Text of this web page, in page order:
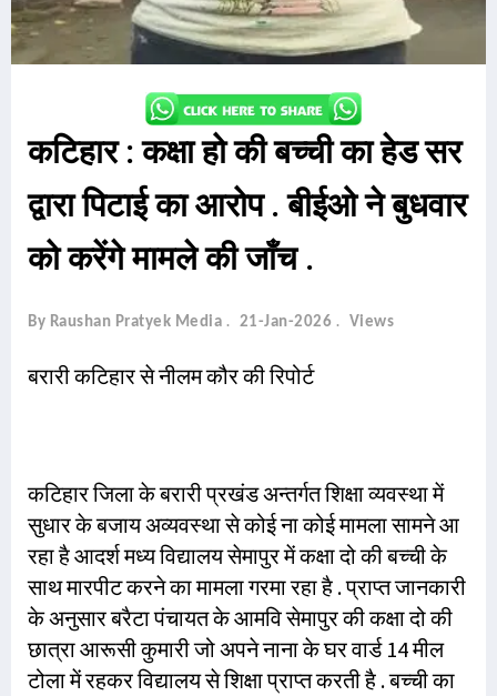
कटिहार : कक्षा हो की बच्ची का हेड सर
द्वारा पिटाई का आरोप . बीईओ ने बुधवार
को करेंगे मामले की जाँच .
By Raushan Pratyek Media 21-Jan-2026 Views
बरारी कटिहार से नीलम कौर की रिपोर्ट
कटिहार जिला के बरारी प्रखंड अन्तर्गत शिक्षा व्यवस्था में
सुधार के बजाय अव्यवस्था से कोई ना कोई मामला सामने आ
रहा है आदर्श मध्य विद्यालय सेमापुर में कक्षा दो की बच्ची के
साथ मारपीट करने का मामला गरमा रहा है . प्राप्त जानकारी
के अनुसार बरैटा पंचायत के आमवि सेमापुर की कक्षा दो की
छात्रा आरूसी कुमारी जो अपने नाना के घर वार्ड 14 मील
टोला में रहकर विद्यालय से शिक्षा प्राप्त करती है . बच्ची का